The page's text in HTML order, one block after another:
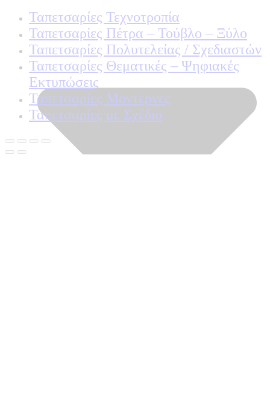
Ταπετσαρίες Τεχνοτροπία
Ταπετσαρίες Πέτρα – Τούβλο – Ξύλο
Ταπετσαρίες Πολυτελείας / Σχεδιαστών
Ταπετσαρίες Θεματικές – Ψηφιακές
Εκτυπώσεις
Ταπετσαρίες Μοντέρνες
Ταπετσαρίες με Σχέδιο